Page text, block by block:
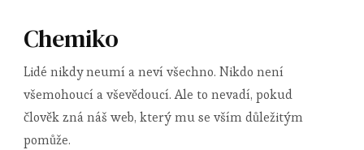
Chemiko
Lidé nikdy neumí a neví všechno. Nikdo není
všemohoucí a vševědoucí. Ale to nevadí, pokud
člověk zná náš web, který mu se vším důležitým
pomůže.